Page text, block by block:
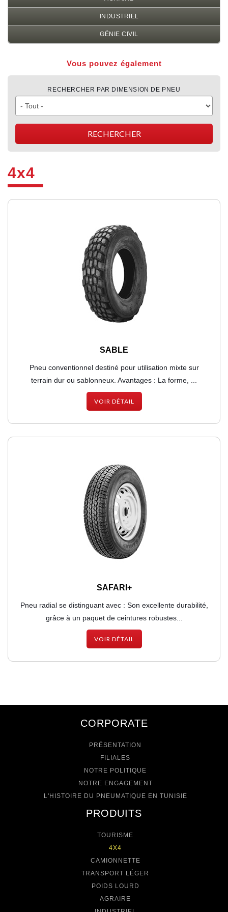
INDUSTRIEL
GÉNIE CIVIL
Vous pouvez également
RECHERCHER PAR DIMENSION DE PNEU
4x4
SABLE
Pneu conventionnel destiné pour utilisation mixte sur
terrain dur ou sablonneux. Avantages : La forme, ...
VOIR DÉTAIL
SAFARI+
Pneu radial se distinguant avec : Son excellente durabilité,
grâce à un paquet de ceintures robustes...
VOIR DÉTAIL
CORPORATE
PRÉSENTATION
FILIALES
NOTRE POLITIQUE
NOTRE ENGAGEMENT
L'HISTOIRE DU PNEUMATIQUE EN TUNISIE
PRODUITS
TOURISME
4X4
CAMIONNETTE
TRANSPORT LÉGER
POIDS LOURD
AGRAIRE